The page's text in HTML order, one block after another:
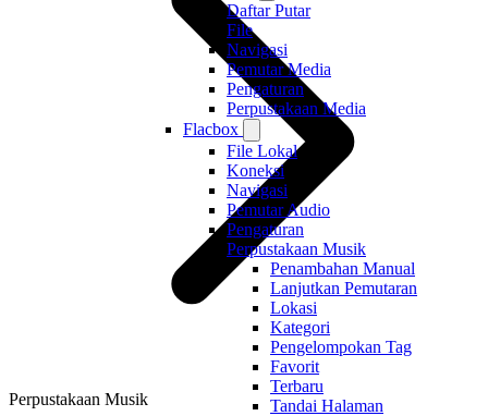
Daftar Putar
File
Navigasi
Pemutar Media
Pengaturan
Perpustakaan Media
Flacbox
File Lokal
Koneksi
Navigasi
Pemutar Audio
Pengaturan
Perpustakaan Musik
Penambahan Manual
Lanjutkan Pemutaran
Lokasi
Kategori
Pengelompokan Tag
Favorit
Terbaru
Tandai Halaman
Perpustakaan Musik